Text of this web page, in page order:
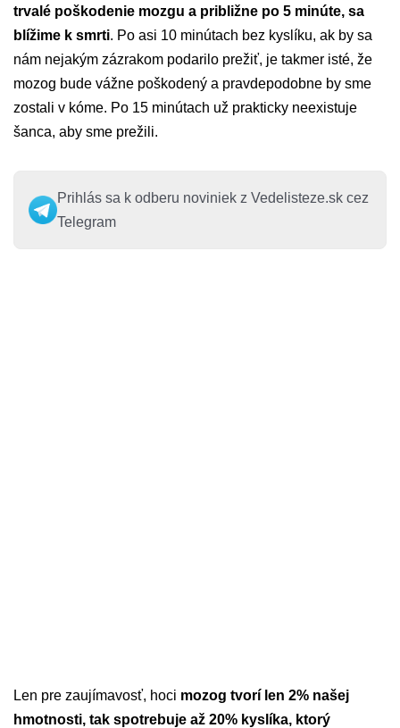
trvalé poškodenie mozgu a približne po 5 minúte, sa
blížime k smrti. Po asi 10 minútach bez kyslíku, ak by sa
nám nejakým zázrakom podarilo prežiť, je takmer isté, že
mozog bude vážne poškodený a pravdepodobne by sme
zostali v kóme. Po 15 minútach už prakticky neexistuje
šanca, aby sme prežili.
Prihlás sa k odberu noviniek z Vedelisteze.sk cez
Telegram
Len pre zaujímavosť, hoci mozog tvorí len 2% našej
hmotnosti, tak spotrebuje až 20% kyslíka, ktorý